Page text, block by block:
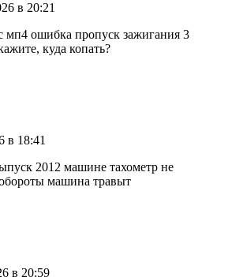
в 20:21
мп4 ошибка пропуск зажигания 3
куда копать?
в 18:41
2012 машине тахометр не
машина травыт
в 20:59